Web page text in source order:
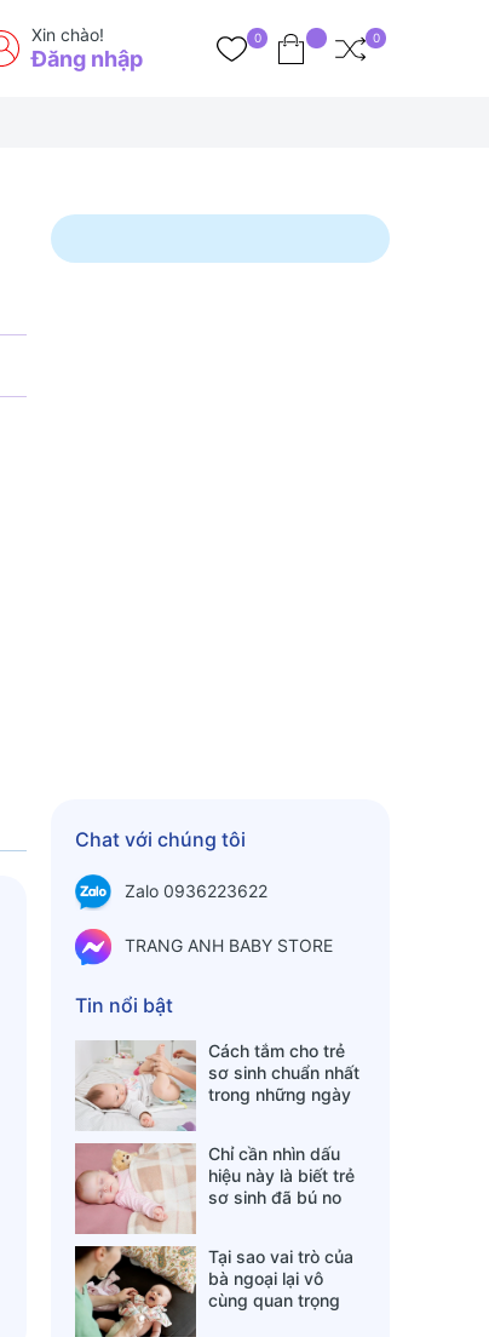
Xin chào!
Đăng nhập
0 0
Chat với chúng tôi
Zalo 0936223622
TRANG ANH BABY STORE
Tin nổi bật
Cách tắm cho trẻ
sơ sinh chuẩn nhất
trong những ngày
lòng
Chỉ cần nhìn dấu
hiệu này là biết trẻ
sơ sinh đã bú no
không biết
Tại sao vai trò của
bà ngoại lại vô
cùng quan trọng